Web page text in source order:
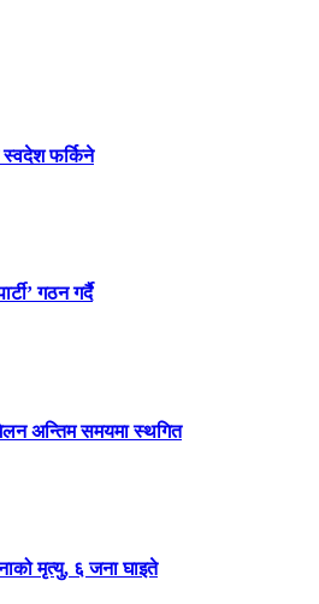
स्वदेश फर्किने
गठन गर्दै
अन्तिम समयमा स्थगित
मृत्यु, ६ जना घाइते